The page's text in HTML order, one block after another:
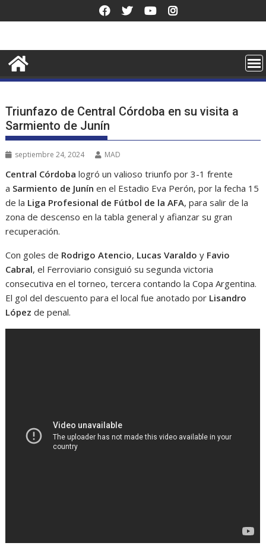
al
Triunfazo de Central Córdoba en su visita a
Sarmiento de Junín
septiembre 24, 2024 MAD
Central Córdoba logró un valioso triunfo por 3-1 frente
a Sarmiento de Junín en el Estadio Eva Perón, por la fecha 15
de la Liga Profesional de Fútbol de la AFA, para salir de la
zona de descenso en la tabla general y afianzar su gran
recuperación.
Con goles de Rodrigo Atencio, Lucas Varaldo y Favio
Cabral, el Ferroviario consiguió su segunda victoria
consecutiva en el torneo, tercera contando la Copa Argentina.
El gol del descuento para el local fue anotado por Lisandro
López de penal.